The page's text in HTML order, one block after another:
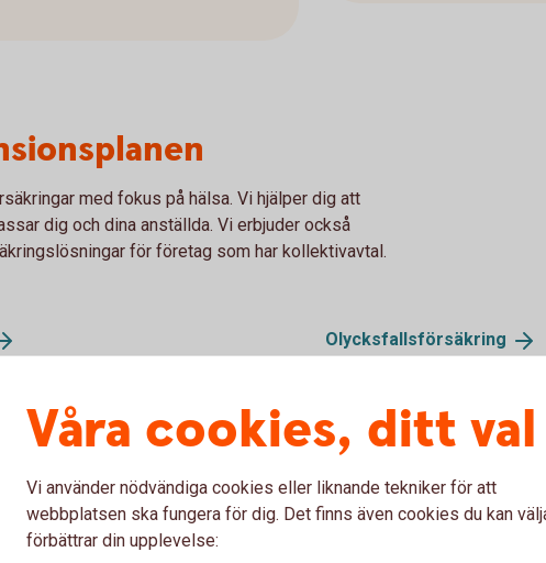
med fokus på hälsa. Vi hjälper dig att
dig och dina anställda. Vi erbjuder också
för företag som har kollektivavtal.
i
Olycksfallsförsäkring
Våra cookies, ditt val
Vi använder nödvändiga cookies eller liknande tekniker för att
webbplatsen ska fungera för dig. Det finns även cookies du kan
förbättrar din upplevelse: